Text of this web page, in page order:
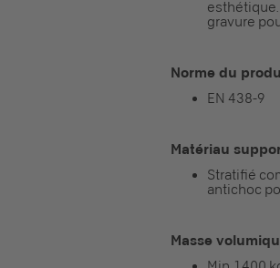
gravure
Norme du
EN 438-9
Matériau
Stratifié
antichoc
Masse